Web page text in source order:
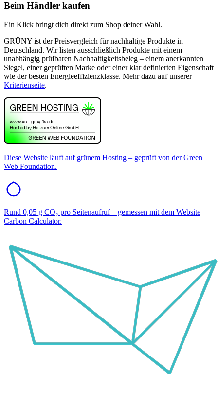
Beim Händler kaufen
Ein Klick bringt dich direkt zum Shop deiner Wahl.
GRÜNY ist der Preisvergleich für nachhaltige Produkte in
Deutschland. Wir listen ausschließlich Produkte mit einem
unabhängig prüfbaren Nachhaltigkeitsbeleg – einem anerkannten
Siegel, einer geprüften Marke oder einer klar definierten Eigenschaft
wie der besten Energieeffizienzklasse. Mehr dazu auf unserer
Kriterienseite.
Diese Website läuft auf grünem Hosting – geprüft von der Green
Web Foundation.
Rund 0,05 g CO₂ pro Seitenaufruf – gemessen mit dem Website
Carbon Calculator.